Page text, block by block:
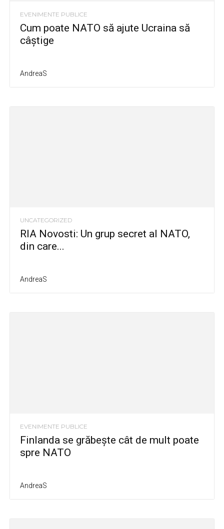
EVENIMENTE PUBLICE
Cum poate NATO să ajute Ucraina să
câştige
AndreaS
UNCATEGORIZED
RIA Novosti: Un grup secret al NATO,
din care...
AndreaS
EVENIMENTE PUBLICE
Finlanda se grăbește cât de mult poate
spre NATO
AndreaS